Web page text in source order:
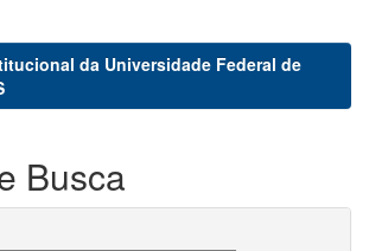
da Universidade Federal de
Busca